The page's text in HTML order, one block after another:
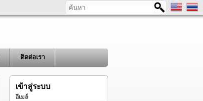
ค้นหา
ติดต่อเรา
เข้าสู่ระบบ
อีเมล์